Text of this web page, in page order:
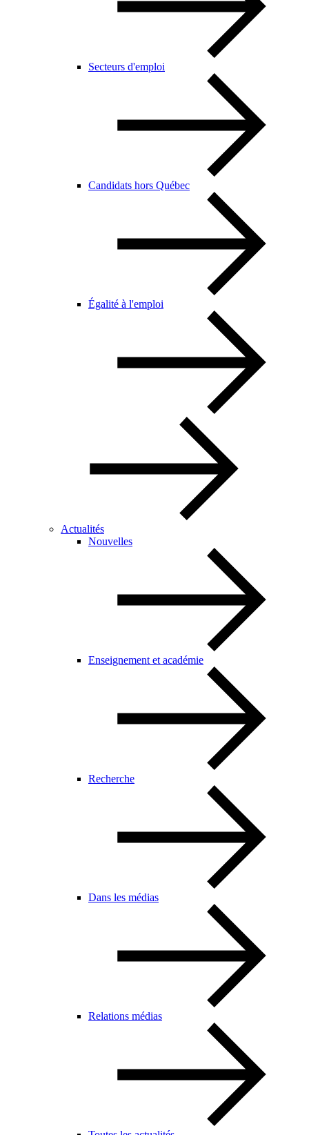
Secteurs d'emploi
Candidats hors Québec
Égalité à l'emploi
Actualités
Nouvelles
Enseignement et académie
Recherche
Dans les médias
Relations médias